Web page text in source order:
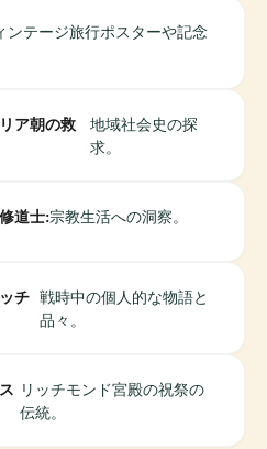
ンテージ旅行ポスターや記念
ア朝の救
地域社会史の探
求。
道士:宗教生活への洞察。
チ 戦時中の個人的な物語と
品々。
リッチモンド宮殿の祝祭の
伝統。